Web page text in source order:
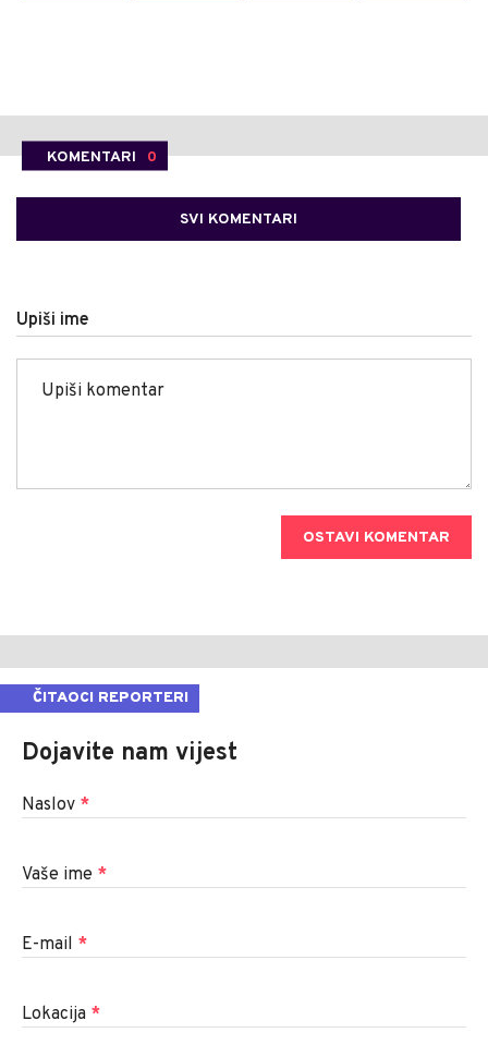
KOMENTARI 0
SVI KOMENTARI
Upiši ime
OSTAVI KOMENTAR
ČITAOCI REPORTERI
Dojavite nam vijest
Naslov *
Vaše ime *
E-mail *
Lokacija *